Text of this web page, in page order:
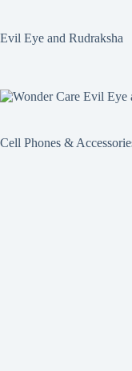
Evil Eye and Rudraksha
Cell Phones &